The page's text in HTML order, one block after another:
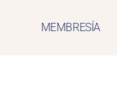
MEMBRESÍA